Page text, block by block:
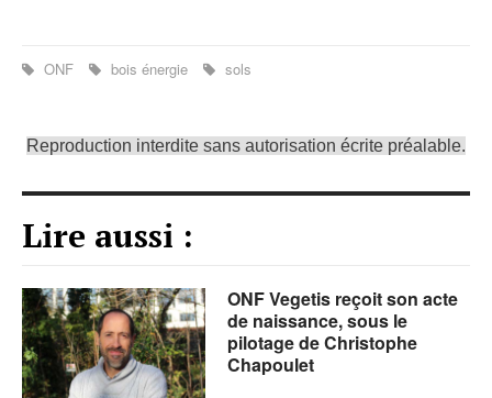
ONF bois énergie sols
Reproduction interdite sans autorisation écrite préalable.
Lire aussi :
ONF Vegetis reçoit son acte
de naissance, sous le
pilotage de Christophe
Chapoulet